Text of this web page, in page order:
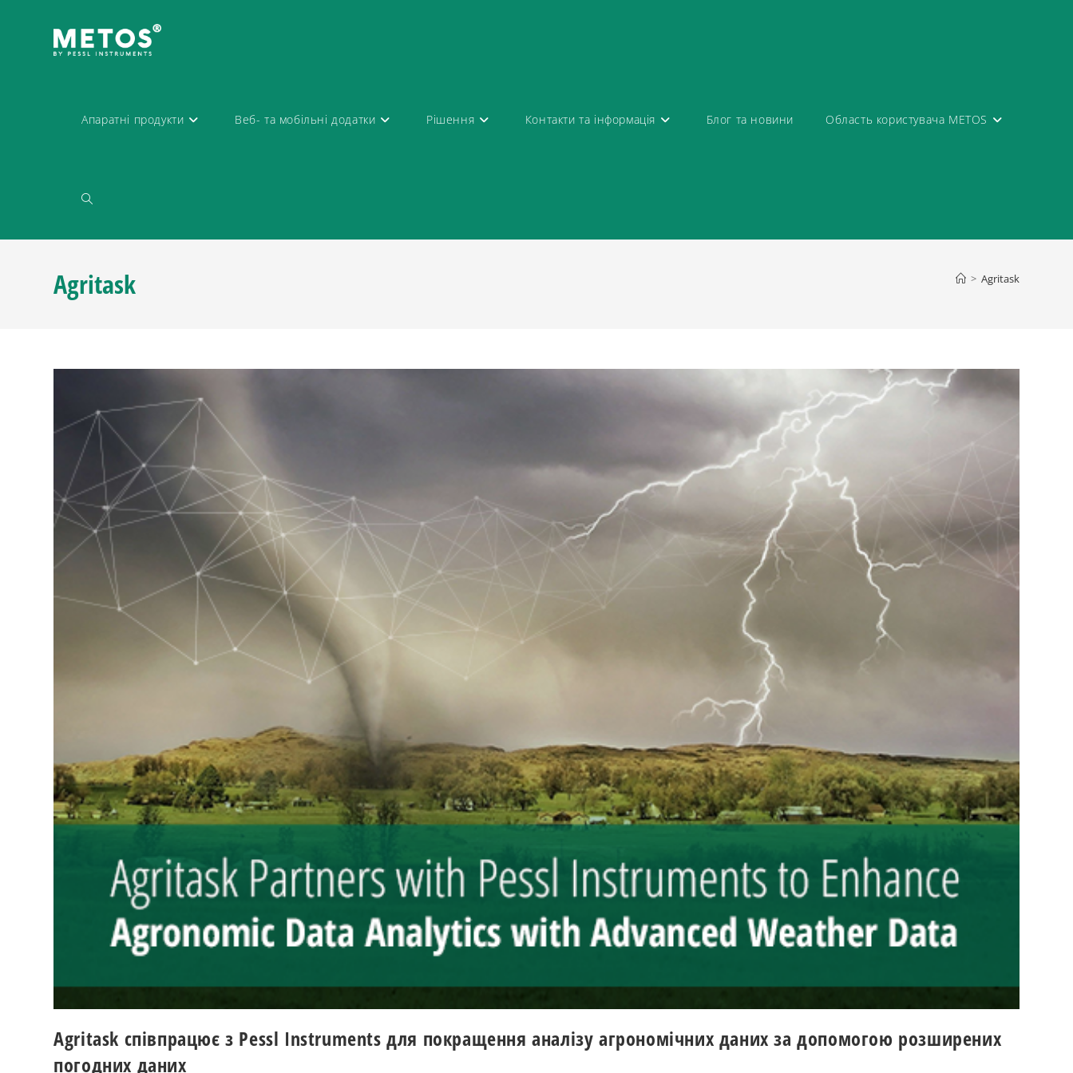
Апаратні продукти Веб- та мобільні додатки Рішення Контакти та інформація Блог та новини Область користувача METOS
Agritask > Agritask
Agritask співпрацює з Pessl Instruments для покращення аналізу агрономічних даних за допомогою розширених
погодних даних